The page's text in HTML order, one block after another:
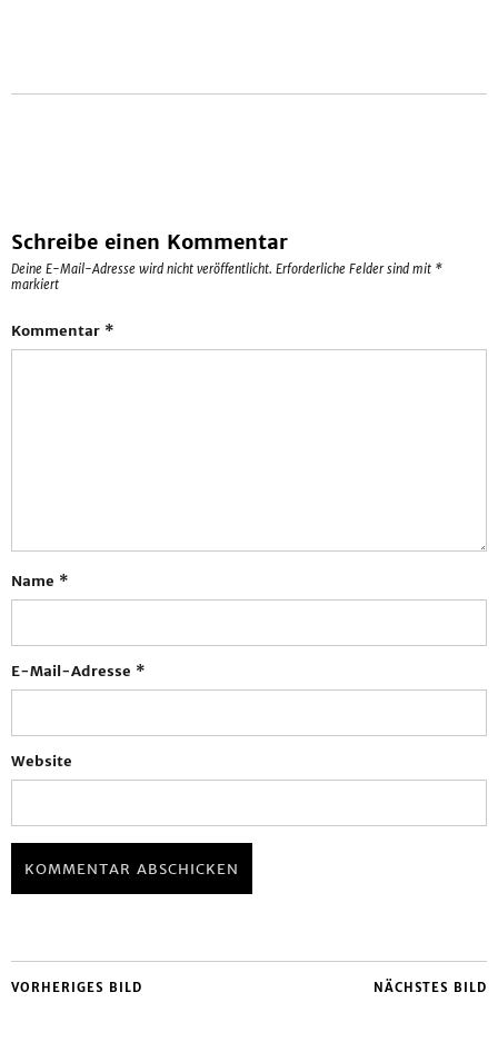
Schreibe einen Kommentar
Deine E-Mail-Adresse wird nicht veröffentlicht. Erforderliche Felder sind mit *
markiert
Kommentar *
Name *
E-Mail-Adresse *
Website
NÄCHSTES BILD
VORHERIGES BILD